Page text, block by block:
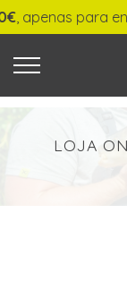
O
para
LOJA